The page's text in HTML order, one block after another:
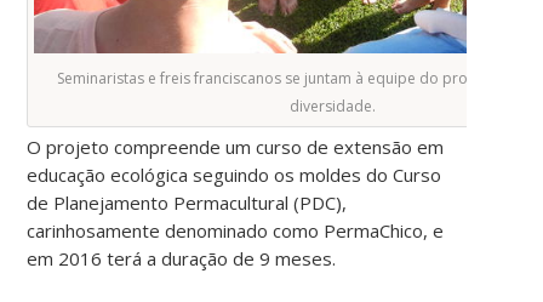
Seminaristas e freis franciscanos se juntam à equipe do projeto em
diversidade.
O projeto compreende um curso de extensão em
educação ecológica seguindo os moldes do Curso
de Planejamento Permacultural (PDC),
carinhosamente denominado como PermaChico, e
em 2016 terá a duração de 9 meses.